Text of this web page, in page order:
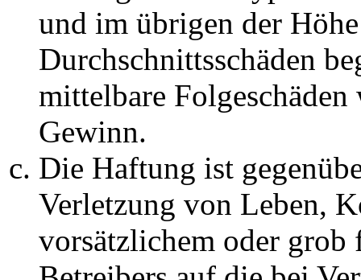
und im übrigen der
Durchschnittsschäden
mittelbare Folgeschäden
Gewinn.
Die Haftung ist
Verletzung von Leben,
vorsätzlichem oder grob